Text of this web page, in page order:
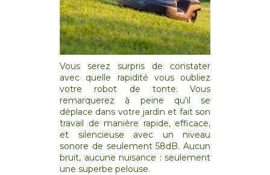
Vous serez surpris de constater
avec quelle rapidité vous oubliez
votre robot de tonte. Vous
remarquerez à peine qu'il se
déplace dans votre jardin et fait son
travail de manière rapide, efficace,
et silencieuse avec un niveau
sonore de seulement 58dB. Aucun
bruit, aucune nuisance : seulement
une superbe pelouse.